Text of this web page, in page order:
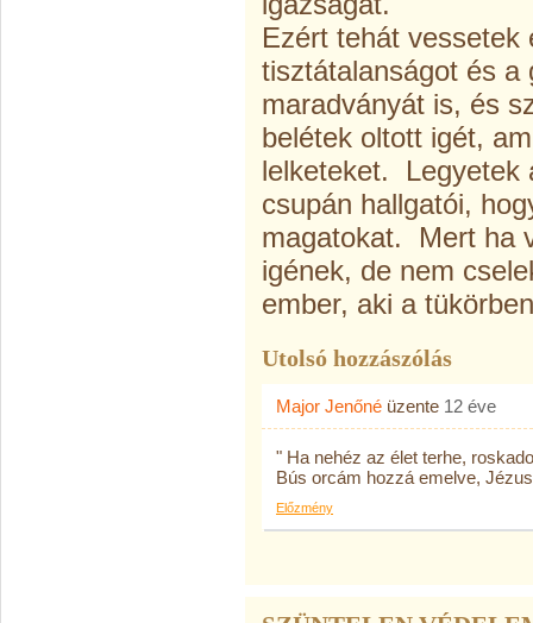
Ezért tehát vessetek
tisztátalanságot és a
maradványát is, és
belétek oltott igét,
lelketeket. Legyetek
csupán hallgatói,
magatokat. Mert ha
igének, de nem
ember, aki a
Utolsó hozzászólás
Major Jenőné üzente 12 éve
" Ha nehéz az élet terhe,
Bús orcám hozzá emelve,
Előzmény